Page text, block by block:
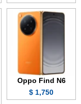
Oppo Find N6
1,750 $